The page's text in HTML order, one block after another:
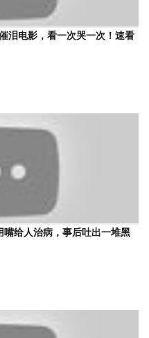
泪电影，看一次哭一次！速看
嘴给人治病，事后吐出一堆黑